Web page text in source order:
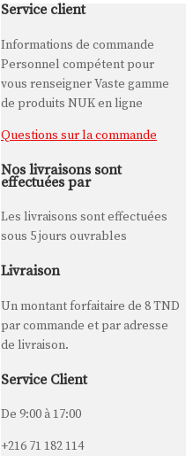
Service client
Informations de commande
Personnel compétent pour
vous renseigner Vaste gamme
de produits NUK en ligne
Questions sur la commande
Nos livraisons sont
effectuées par
Les livraisons sont effectuées
sous 5 jours ouvrables
Livraison
Un montant forfaitaire de 8 TND
par commande et par adresse
de livraison.
Service Client
De 9:00 à 17:00
+216 71 182 114